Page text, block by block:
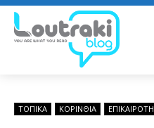
ΤΟΠΙΚΑ ΚΟΡΙΝΘΊΑ